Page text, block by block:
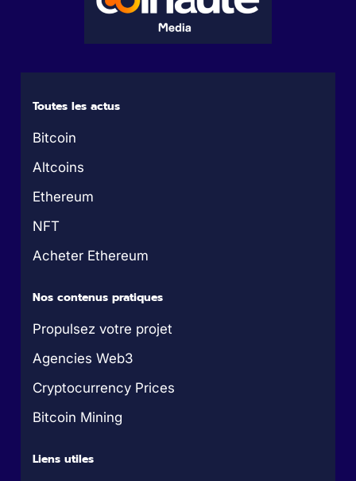
Toutes les actus
Bitcoin
Altcoins
Ethereum
NFT
Acheter Ethereum
Nos contenus pratiques
Propulsez votre projet
Agencies Web3
Cryptocurrency Prices
Bitcoin Mining
Liens utiles